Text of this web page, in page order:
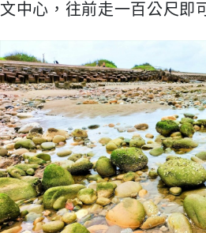
文中心，往前走一百公尺即